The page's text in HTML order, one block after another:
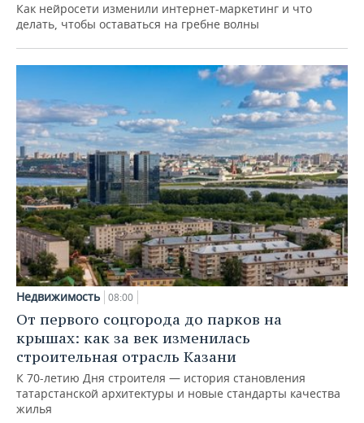
Как нейросети изменили интернет-маркетинг и что
делать, чтобы оставаться на гребне волны
Недвижимость 08:00
От первого соцгорода до парков на
крышах: как за век изменилась
строительная отрасль Казани
К 70-летию Дня строителя — история становления
татарстанской архитектуры и новые стандарты качества
жилья